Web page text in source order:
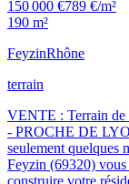
150 000 €789 €/m²
190 m²
FeyzinRhône
terrain
VENTE : Terrain
- PROCHE DE
seulement quelques
Feyzin (69320)
construire votre